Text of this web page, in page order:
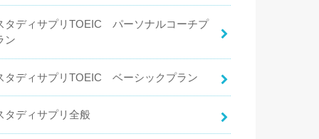
タディサプリTOEIC パーソナルコーチプ
ン
タディサプリTOEIC ベーシックプラン
タディサプリ全般